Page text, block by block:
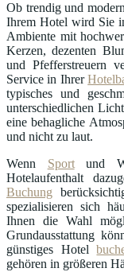
Ob trendig und
Ihrem Hotel wird Sie
Ambiente mit
Kerzen, dezenten
und Pfefferstreuern
Service in Ihrer
typisches und
unterschiedlichen
eine behagliche
und nicht zu laut.
Wenn Sportund
Hotelaufenthalt
Buchung
spezialisieren sich
Ihnen die Wahl
Grundausstattung
günstiges Hotel
gehören in größeren